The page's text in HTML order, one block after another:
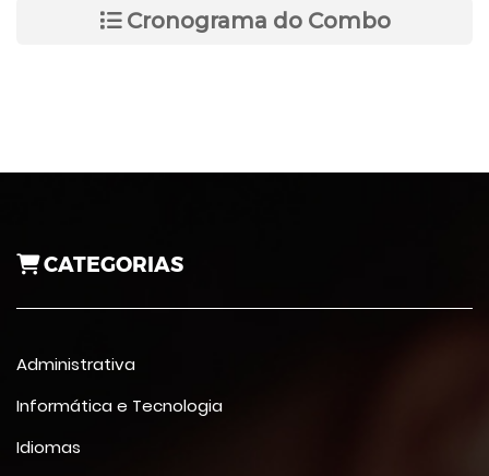
Cronograma do Combo
CATEGORIAS
Administrativa
Informática e Tecnologia
Idiomas